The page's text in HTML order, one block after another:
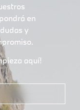
en
y
aquí!